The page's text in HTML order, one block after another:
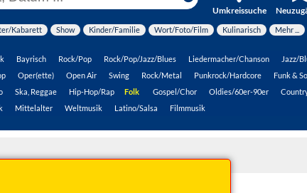
Umkreissuche
Kabarett Show Kinder/Familie Wort/Foto/Film Kulinarisch Mehr ...
Bayrisch Rock/Pop Rock/Pop/Jazz/Blues Liedermacher/Chanson Jazz/
Oper(ette) Open Air Swing Rock/Metal Punkrock/Hardcore
Funk &
Ska, Reggae Hip-Hop/Rap Folk Gospel/Chor Oldies/60er-90er
Mittelalter Weltmusik Latino/Salsa Filmmusik
19:30 Uhr